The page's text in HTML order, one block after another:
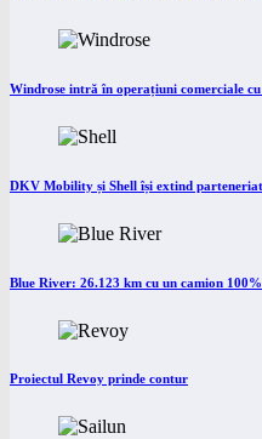
Windrose intră în operațiuni comerciale
DKV Mobility și Shell își extind
Blue River: 26.123 km cu un camion
Proiectul Revoy prinde contur